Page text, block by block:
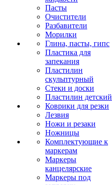
Пасты
Очистители
Разбавители
Морилки
Глина, пасты, гипс
Пластика для
запекания
Пластилин
скульптурный
Стеки и доски
Пластилин детский
Коврики для резки
Лезвия
Ножи и резаки
Ножницы
Комплектующие к
маркерам
Маркеры
канцелярские
Маркеры под